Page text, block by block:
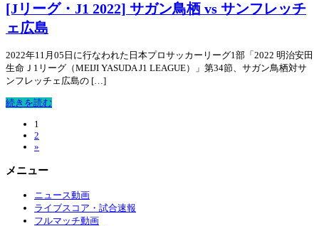
[Jリーグ・J1 2022] サガン鳥栖 vs サンフレッチ
ェ広島
2022年11月05日に行なわれた日本プロサッカーリーグ1部「2022 明治安田
生命Ｊ1リーグ（MEIJI YASUDA J1 LEAGUE）」第34節、サガン鳥栖対サ
ンフレッチェ広島の […]
続きを読む
1
2
»
メニュー
ニュース動画
ライブスコア・試合速報
フルマッチ動画